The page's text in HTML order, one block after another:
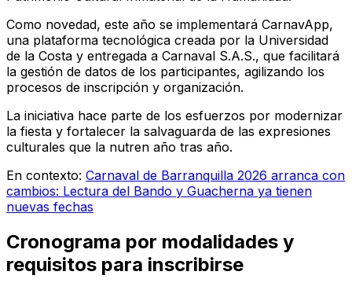
Como novedad, este año se implementará CarnavApp,
una plataforma tecnológica creada por la Universidad
de la Costa y entregada a Carnaval S.A.S., que facilitará
la gestión de datos de los participantes, agilizando los
procesos de inscripción y organización.
La iniciativa hace parte de los esfuerzos por modernizar
la fiesta y fortalecer la salvaguarda de las expresiones
culturales que la nutren año tras año.
En contexto: Carnaval de Barranquilla 2026 arranca con
cambios: Lectura del Bando y Guacherna ya tienen
nuevas fechas
Cronograma por modalidades y
requisitos para inscribirse